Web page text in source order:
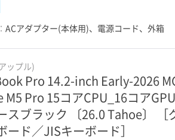
ACアダプター(本体用)、電源コード、外箱
ップル)
Pro 14.2-inch Early-2026
M5 Pro 15コアCPU_16コア
スブラック 〔26.0 Tahoe〕 ［
ード／JISキーボード］